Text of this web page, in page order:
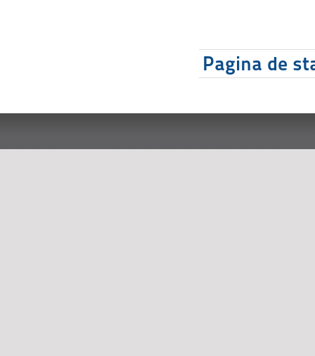
Pagina de